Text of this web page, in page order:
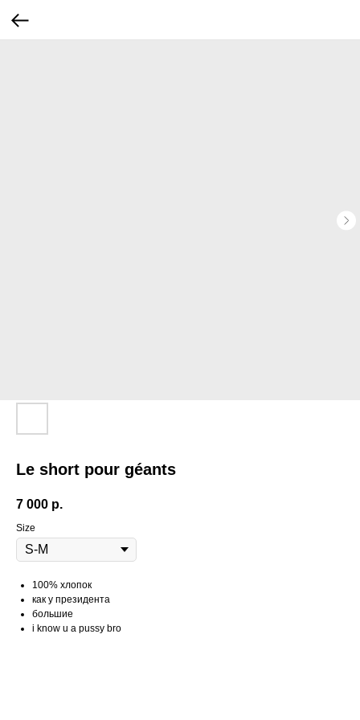
Le short pour géants
7 000 р.
Size
100% хлопок
как у президента
большие
i know u a pussy bro